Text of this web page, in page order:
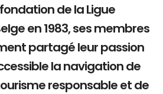
de la Ligue
en 1983, ses membres
partagé leur passion
la navigation de
responsable et de